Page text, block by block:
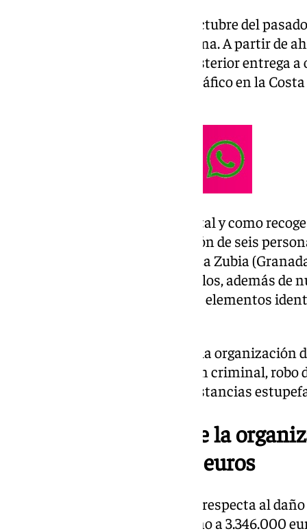
La investigación comenzó en octubre del
del robo de vehículos de alta gama. A partir de
objetivo de los hurtos era su posterior entrega
criminales dedicados al narcotráfico en la
El resultado de esta operación, tal y como
comunicado, ha sido la detención de seis
y registros en Marbella y Ojén, La Zubia
les atribuye el robo de 46 vehículos, además de
documental por falsificación de elementos
Asimismo, a los integrantes de la organización
imputan delitos de organización criminal, robo
documentales y tenencia de sustancias
El daño económico de la
casi diez millones de euros
El cálculo económico, en lo que respecta al
investigación, se estima en torno a 3.346.000